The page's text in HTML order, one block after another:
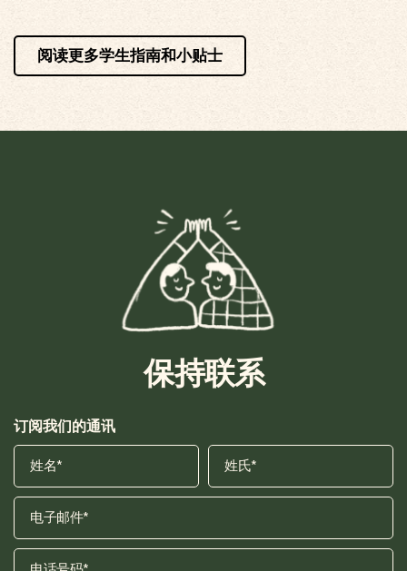
阅读更多学生指南和小贴士
保持联系
订阅我们的通讯